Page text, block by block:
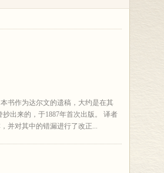
书作为达尔文的遗稿，大约是在其
出来的，于1887年首次出版。 译者
并对其中的错漏进行了改正...